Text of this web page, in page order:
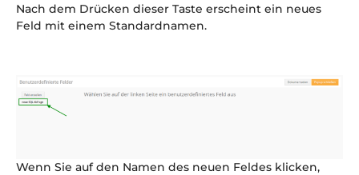
Nach dem Drücken dieser Taste erscheint ein neues
Feld mit einem Standardnamen.
Wenn Sie auf den Namen des neuen Feldes klicken,